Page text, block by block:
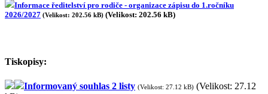
Informace ředitelství pro rodiče - organizace zápisu do 1.ročníku
2026/2027 (Velikost: 202.56 kB) (Velikost: 202.56 kB)
Tiskopisy:
Informovaný souhlas 2 listy (Velikost: 27.12 kB) (Velikost: 27.12